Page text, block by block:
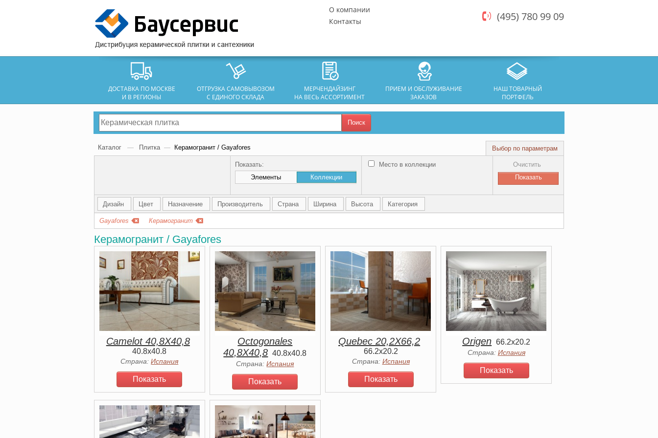
О компании
Контакты
(495) 780 99 09
ДОСТАВКА ПО МОСКВЕ
И В РЕГИОНЫ
ОТГРУЗКА САМОВЫВОЗОМ
С ЕДИНОГО СКЛАДА
МЕРЧЕНДАЙЗИНГ
НА ВЕСЬ АССОРТИМЕНТ
ПРИЕМ И ОБСЛУЖИВАНИЕ
ЗАКАЗОВ
НАШ ТОВАРНЫЙ
ПОРТФЕЛЬ
Поиск
Каталог — Плитка — Керамогранит / Gayafores Выбор по параметрам
Показать:
Элементы
Коллекции
Место в коллекции Очистить
Дизайн Цвет Назначение Производитель Страна Ширина Высота Категория
Gayafores Керамогранит
Керамогранит / Gayafores
Camelot 40,8X40,8
40.8x40.8
Страна:Испания
Показать
Octogonales
40,8X40,8 40.8x40.8
Страна:Испания
Показать
Quebec 20,2X66,2
66.2x20.2
Страна: Испания
Показать
Origen 66.2x20.2
Страна: Испания
Показать